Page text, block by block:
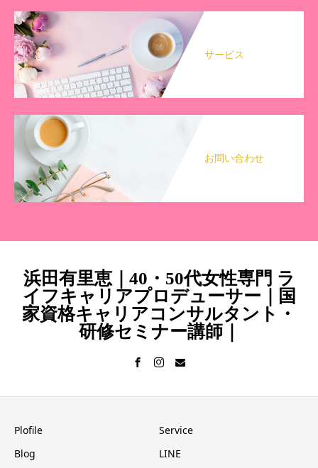
サービス
お問い合わせ
浜田有里恵｜40・50代女性専門 ラ
イフキャリアプロデューサー｜国
家資格キャリアコンサルタント・
研修セミナー講師｜
Plofile
Service
Blog
LINE